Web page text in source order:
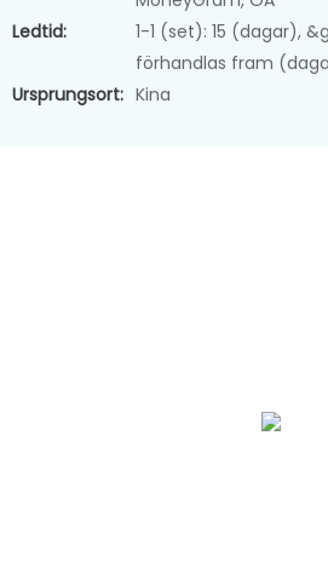
Ledtid:
1-1 (set): 15 (dagar),
förhandlas fram
Ursprungsort: Kina